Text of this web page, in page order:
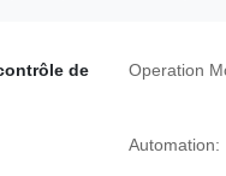
de
Operation
Automation: